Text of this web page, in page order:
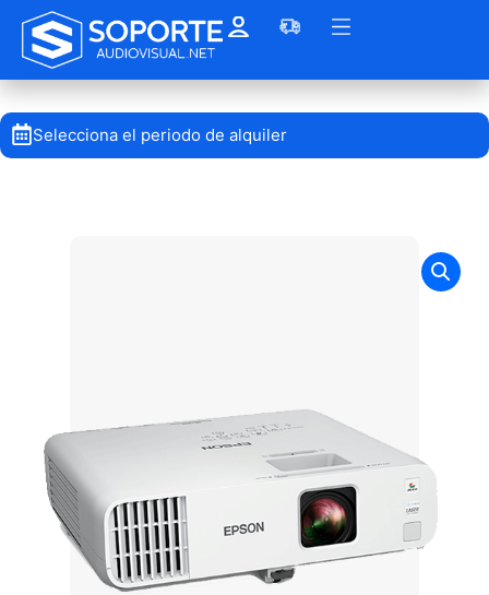
Selecciona el periodo de alquiler